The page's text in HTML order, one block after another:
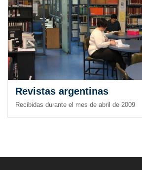
Revistas argentinas
Recibidas durante el mes de abril de 2009